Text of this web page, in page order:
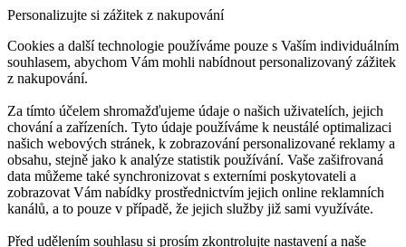
Personalizujte si zážitek z nakupování
Cookies a další technologie používáme pouze s Vaším individuálním
souhlasem, abychom Vám mohli nabídnout personalizovaný zážitek
z nakupování.
Za tímto účelem shromažďujeme údaje o našich uživatelích, jejich
chování a zařízeních. Tyto údaje používáme k neustálé optimalizaci
našich webových stránek, k zobrazování personalizované reklamy a
obsahu, stejně jako k analýze statistik používání. Vaše zašifrovaná
data můžeme také synchronizovat s externími poskytovateli a
zobrazovat Vám nabídky prostřednictvím jejich online reklamních
kanálů, a to pouze v případě, že jejich služby již sami využíváte.
Před udělením souhlasu si prosím zkontrolujte nastavení a naše